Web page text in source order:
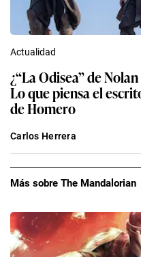
Actualidad
¿“La Odisea” de
Lo que piensa el
de Homero
Carlos Herrera
Más sobre The Mandalorian